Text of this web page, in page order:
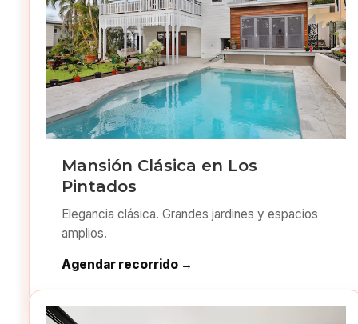
Mansión Clásica en Los
Pintados
Elegancia clásica. Grandes jardines y espacios
amplios.
Agendar recorrido →